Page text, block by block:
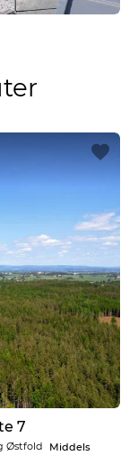
7
Østfold Middels